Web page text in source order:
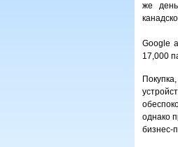
же
Google
17,000
однако
бизнес-